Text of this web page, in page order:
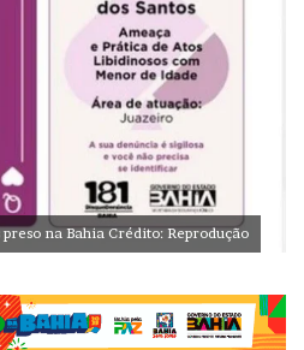
na Bahia Crédito: Reprodução